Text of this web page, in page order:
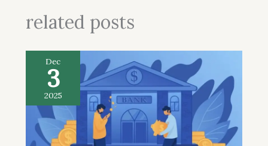
related posts
Dec
3
2025